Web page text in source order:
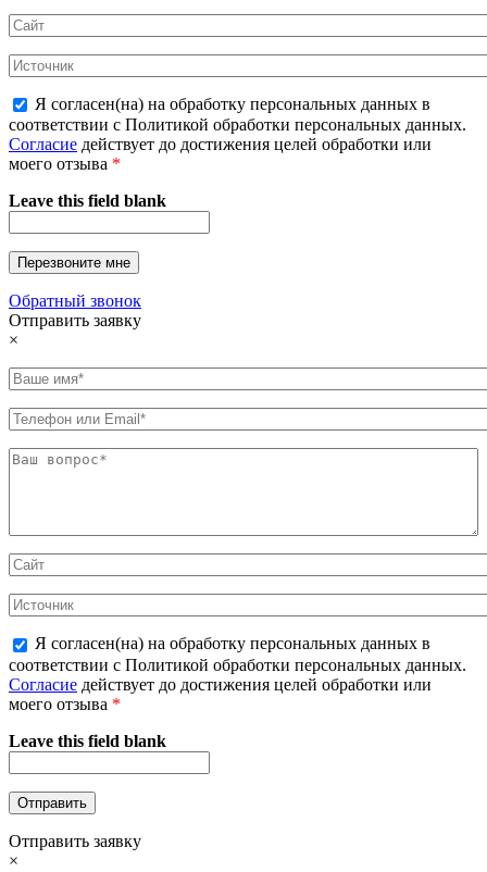
Я согласен(на) на обработку персональных данных в
соответствии с Политикой обработки персональных данных.
Согласие действует до достижения целей обработки или
моего отзыва *
Leave this field blank
Обратный звонок
Отправить заявку
×
Я согласен(на) на обработку персональных данных в
соответствии с Политикой обработки персональных данных.
Согласие действует до достижения целей обработки или
моего отзыва *
Leave this field blank
Отправить заявку
×